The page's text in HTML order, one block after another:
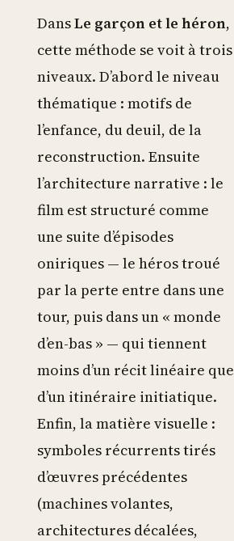
DansLe garçon et le héron,
cette méthode se voit à trois
niveaux. D’abord le niveau
thématique : motifs de
l’enfance, du deuil, de la
reconstruction. Ensuite
l’architecture narrative : le
film est structuré comme
une suite d’épisodes
oniriques — le héros troué
par la perte entre dans une
tour, puis dans un « monde
d’en-bas » — qui tiennent
moins d’un récit linéaire que
d’un itinéraire initiatique.
Enfin, la matière visuelle :
symboles récurrents tirés
d’œuvres précédentes
(machines volantes,
architectures décalées,